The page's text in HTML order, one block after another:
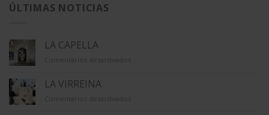
ÚLTIMAS NOTICIAS
LA CAPELLA
Comentarios desactivados
LA VIRREINA
Comentarios desactivados